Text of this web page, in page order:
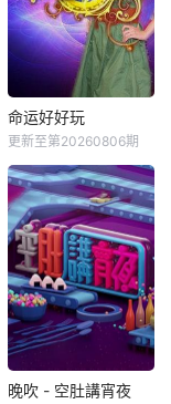
命运好好玩
更新至第20260806期
晚吹 - 空肚講宵夜